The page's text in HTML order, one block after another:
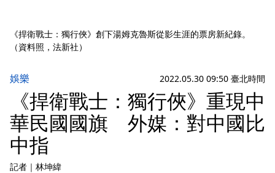
《捍衛戰士：獨行俠》創下湯姆克魯斯從影生涯的票房新紀錄。
（資料照，法新社）
娛樂 2022.05.30 09:50 臺北時間
《捍衛戰士：獨行俠》重現中
華民國國旗 外媒：對中國比
中指
記者 ｜ 林坤緯